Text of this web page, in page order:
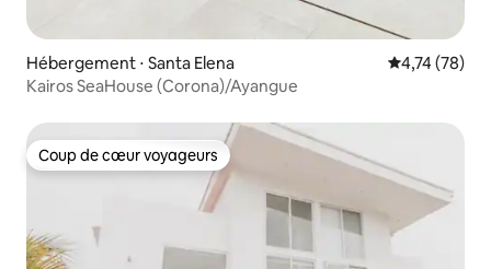
Hébergement ⋅ Santa Elena Évaluation
4,74 (78)
Kairos SeaHouse (Corona)/Ayangue
Coup de cœur voyageurs
Coup de cœur voyageurs